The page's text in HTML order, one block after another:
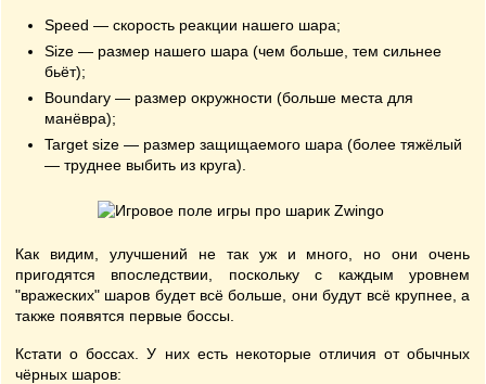
Speed — скорость реакции нашего шара;
Size — размер нашего шара (чем больше, тем сильнее
бьёт);
Boundary — размер окружности (больше места для
манёвра);
Target size — размер защищаемого шара (более тяжёлый
— труднее выбить из круга).
Как видим, улучшений не так уж и много, но они очень
пригодятся впоследствии, поскольку с каждым уровнем
"вражеских" шаров будет всё больше, они будут всё крупнее, а
также появятся первые боссы.
Кстати о боссах. У них есть некоторые отличия от обычных
чёрных шаров: